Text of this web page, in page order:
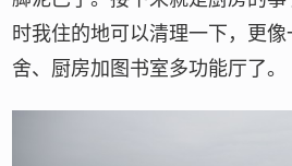
时我住的地可以清理一下，更
舍、厨房加图书室多功能厅了。